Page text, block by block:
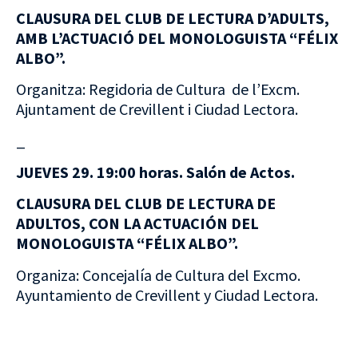
CLAUSURA DEL CLUB DE LECTURA D’ADULTS,
AMB L’ACTUACIÓ DEL MONOLOGUISTA “FÉLIX
ALBO”.
Organitza: Regidoria de Cultura de l’Excm.
Ajuntament de Crevillent i Ciudad Lectora.
JUEVES 29. 19:00 horas. Salón de Actos.
CLAUSURA DEL CLUB DE LECTURA DE
ADULTOS, CON LA ACTUACIÓN DEL
MONOLOGUISTA “FÉLIX ALBO”.
Organiza: Concejalía de Cultura del Excmo.
Ayuntamiento de Crevillent y Ciudad Lectora.